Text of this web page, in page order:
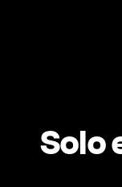
Solo